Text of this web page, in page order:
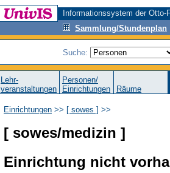
Informationssystem der
Sammlung/Stundenplan
Suche:
Lehr-
veranstaltungen
Personen/
Einrichtungen
Räume
Einrichtungen >> [ sowes ] >>
[ sowes/medizin ]
Einrichtung nicht